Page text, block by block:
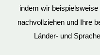
indem wir
nachvollziehen und Ihre
Länder- und